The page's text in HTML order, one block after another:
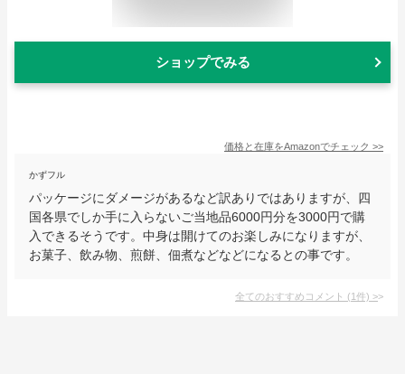
ショップでみる
価格と在庫をAmazonでチェック >>
かずフル
パッケージにダメージがあるなど訳ありではありますが、四
国各県でしか手に入らないご当地品6000円分を3000円で購
入できるそうです。中身は開けてのお楽しみになりますが、
お菓子、飲み物、煎餅、佃煮などなどになるとの事です。
全てのおすすめコメント (1件) >